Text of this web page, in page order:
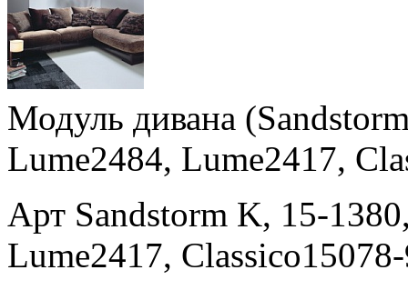
Модуль дивана
Lume2484, Lume2417,
Арт Sandstorm K, 15-
Lume2417,